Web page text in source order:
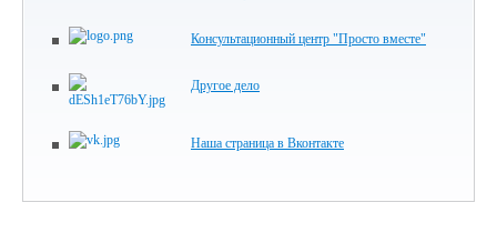
Консультационный центр "Просто вместе"
Другое дело
Наша страница в Вконтакте